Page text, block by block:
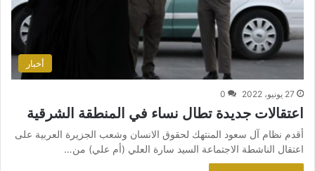
أخبار
27 يونيو، 2022 0
اعتقالات جديدة تطال نساء في المنطقة الشرقية
أقدم نظام آل سعود المنتهك لحقوق الانسان وشعب الجزيرة العربية على
اعتقال الناشطة الاجتماعة السيد سارة العلي (أم علي) من…